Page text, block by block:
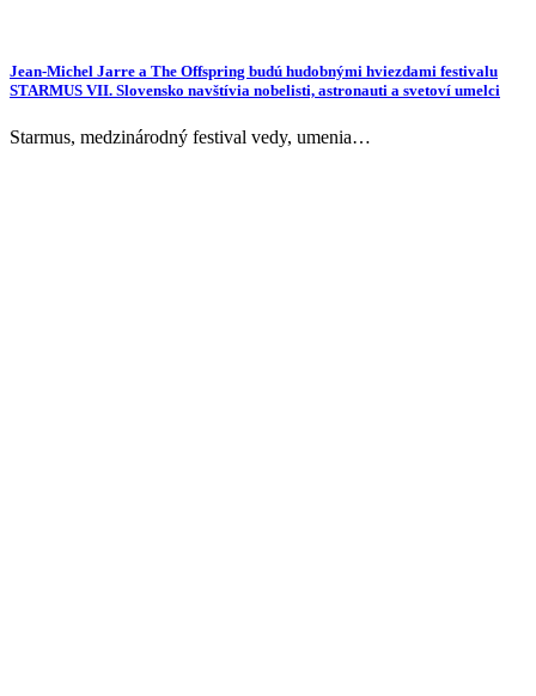
Jean-Michel Jarre a The Offspring budú hudobnými hviezdami festivalu
STARMUS VII. Slovensko navštívia nobelisti, astronauti a svetoví umelci
Starmus, medzinárodný festival vedy, umenia…